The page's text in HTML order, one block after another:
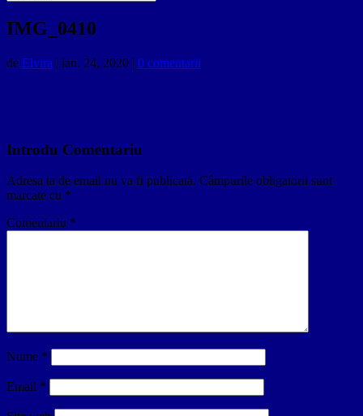
IMG_0410
de Elvira | ian. 24, 2020 | 0 comentarii
Introdu Comentariu
Adresa ta de email nu va fi publicată. Câmpurile obligatorii sunt
marcate cu *
Comentariu *
Nume *
Email *